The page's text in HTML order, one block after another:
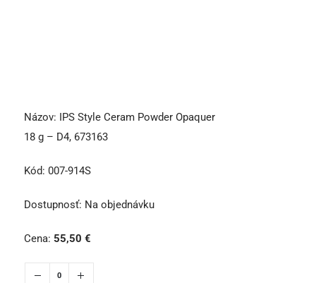
Názov: IPS Style Ceram Powder Opaquer
18 g – D4, 673163
Kód: 007-914S
Dostupnosť: Na objednávku
Cena: 55,50 €